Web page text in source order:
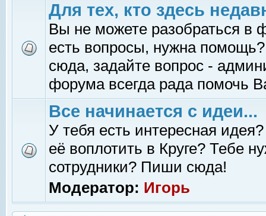
Для тех, кто здесь
Вы не можете разобраться в
есть вопросы, нужна помощь?
сюда, задайте вопрос -
форума всегда рада помочь
Все начинается с идеи...
У тебя есть интересная
её воплотить в Круге? Тебе
сотрудники? Пиши сюда!
Модератор: Игорь